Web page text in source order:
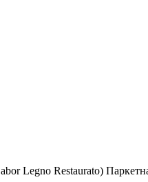
Legno Restaurato)